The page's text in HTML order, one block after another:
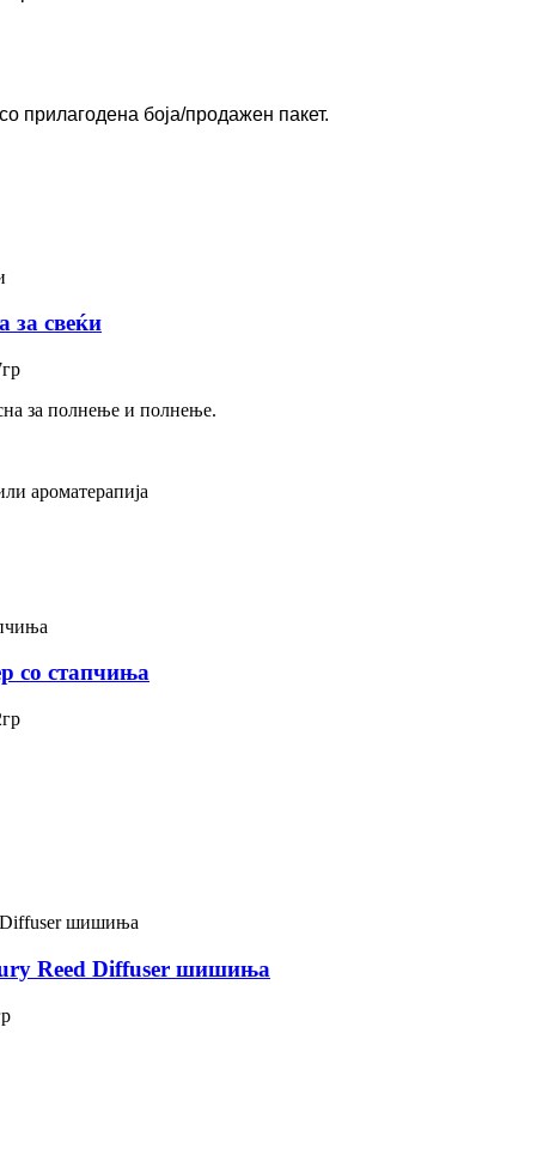
прилагодена боја/продажен пакет.
за свеќи
за полнење и полнење.
ароматерапија
со стапчиња
Reed Diffuser шишиња